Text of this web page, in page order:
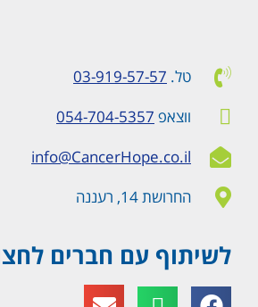
טל. 03-919-57-57
ווצאפ 054-704-5357
info@CancerHope.co.il
החרושת 14, רעננה
לשיתוף עם חברים